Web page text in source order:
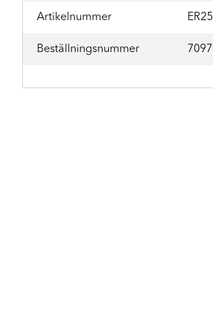
Artikelnummer
Beställningsnummer